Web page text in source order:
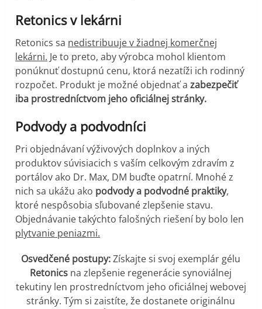
Retonics v lekárni
Retonics sa nedistribuuje v žiadnej komerčnej
lekárni. Je to preto, aby výrobca mohol klientom
ponúknuť dostupnú cenu, ktorá nezatíži ich rodinný
rozpočet. Produkt je možné objednať azabezpečiť
iba prostredníctvom jeho oficiálnej stránky.
Podvody a podvodníci
Pri objednávaní výživových doplnkov a iných
produktov súvisiacich s vaším celkovým zdravím z
portálov ako Dr. Max, DM buďte opatrní. Mnohé z
nich sa ukážu ako podvody a podvodné praktiky,
ktoré nespôsobia sľubované zlepšenie stavu.
Objednávanie takýchto falošných riešení by bolo len
plytvanie peniazmi.
Osvedčené postupy:Získajte si svoj exemplár gélu
Retonics na zlepšenie regenerácie synoviálnej
tekutiny len prostredníctvom jeho oficiálnej webovej
stránky. Tým si zaistíte, že dostanete originálnu